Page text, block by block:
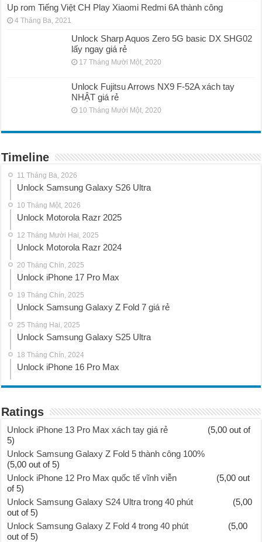
Up rom Tiếng Việt CH Play Xiaomi Redmi 6A thành công
4 Tháng Ba, 2021
Unlock Sharp Aquos Zero 5G basic DX SHG02
lấy ngay giá rẻ
17 Tháng Mười Một, 2020
Unlock Fujitsu Arrows NX9 F-52A xách tay
NHẬT giá rẻ
10 Tháng Mười Một, 2020
Timeline
11 Tháng Ba, 2026
Unlock Samsung Galaxy S26 Ultra
10 Tháng Một, 2026
Unlock Motorola Razr 2025
12 Tháng Mười Hai, 2025
Unlock Motorola Razr 2024
20 Tháng Chín, 2025
Unlock iPhone 17 Pro Max
19 Tháng Chín, 2025
Unlock Samsung Galaxy Z Fold 7 giá rẻ
25 Tháng Hai, 2025
Unlock Samsung Galaxy S25 Ultra
18 Tháng Chín, 2024
Unlock iPhone 16 Pro Max
Ratings
Unlock iPhone 13 Pro Max xách tay giá rẻ
(5,00 out of
5)
Unlock Samsung Galaxy Z Fold 5 thành công 100%
(5,00 out of 5)
Unlock iPhone 12 Pro Max quốc tế vĩnh viễn
(5,00 out
of 5)
Unlock Samsung Galaxy S24 Ultra trong 40 phút
(5,00
out of 5)
Unlock Samsung Galaxy Z Fold 4 trong 40 phút
(5,00
out of 5)